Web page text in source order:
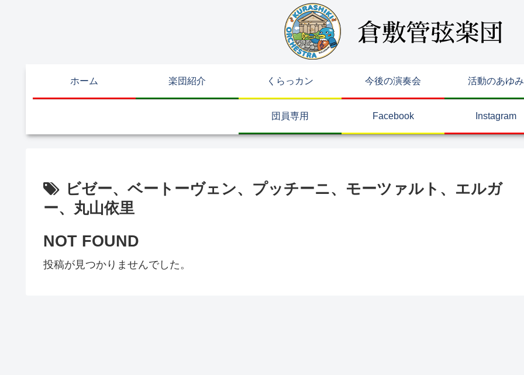
ホーム 楽団紹介 くらっカン 今後の演奏会 活動のあゆみ
団員専用 Facebook Instagram
ビゼー、ベートーヴェン、プッチーニ、モーツァルト、エルガ
ー、丸山依里
NOT FOUND
投稿が見つかりませんでした。